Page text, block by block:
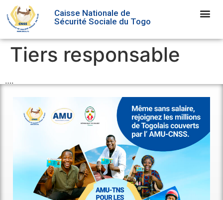
Caisse Nationale de
Sécurité Sociale du Togo
Tiers responsable
….